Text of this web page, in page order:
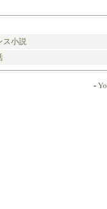
ス小説
-